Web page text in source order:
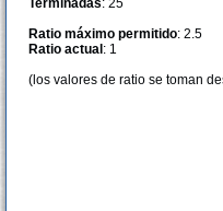
Terminadas: 25
Ratio máximo permitido: 2.5
Ratio actual : 1
(los valores de ratio se toman